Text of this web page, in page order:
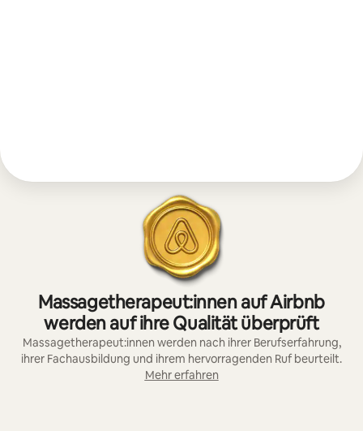
Massagetherapeut:innen auf Airbnb
werden auf ihre Qualität überprüft
Massagetherapeut:innen werden nach ihrer Berufserfahrung,
ihrer Fachausbildung und ihrem hervorragenden Ruf beurteilt.
Mehr erfahren